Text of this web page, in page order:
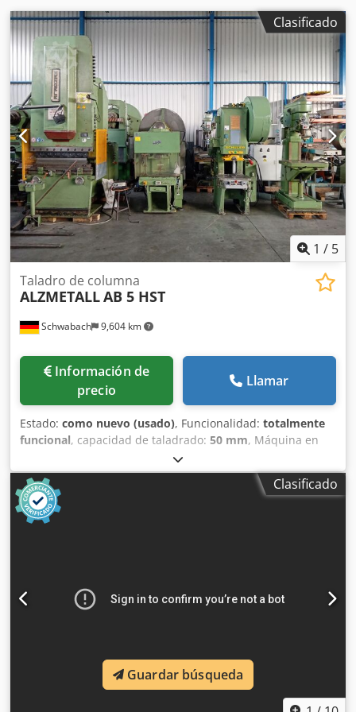
Clasificado
1 / 5
Schwabach 9,604 km
Taladro de columna
ALZMETALLAB 5 HST
Información de
precio
Llamar
Estado: como nuevo (usado), Funcionalidad: totalmente
funcional, capacidad de taladrado: 50 mm, Máquina en
estado como nueva, con diseño de bastidor especialmente
robusto tipo caja. Se ofrece a un precio acorde con su
estado. ¡Por favor, no se aceptan consultas privadas!
Csdpfx Apezhi Siererf
Clasificado
Guardar búsqueda